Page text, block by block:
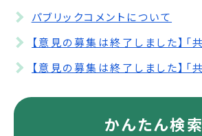
パブリックコメントについて
かんたん検索